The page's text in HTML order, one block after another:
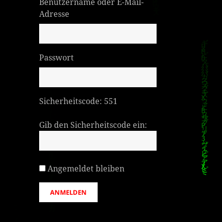
Adresse
Passwort
Sicherheitscode: 551
Gib den Sicherheitscode ein:
Angemeldet bleiben
ANMELDEN